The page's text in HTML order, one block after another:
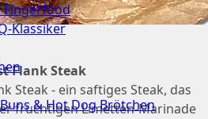
Klassiker
& Hot Dog Brötchen
Flank Steak
Steak - ein saftiges Steak, das
fruchtigen Limetten-Marinade